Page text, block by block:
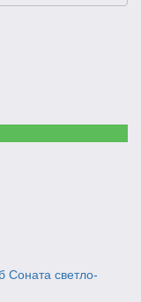
Соната светло-